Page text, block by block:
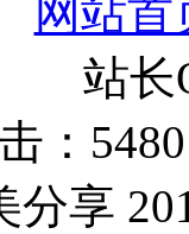
网站首
站
：
分享